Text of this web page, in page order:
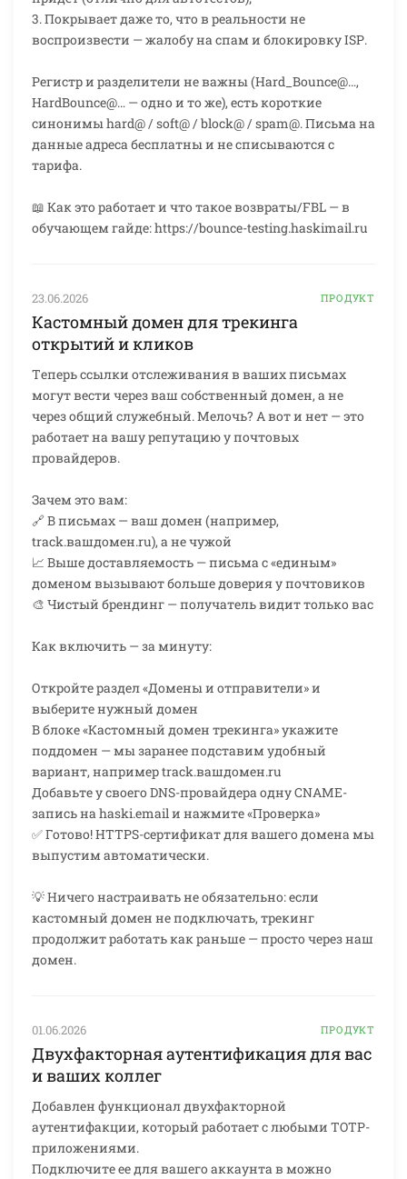
3. Покрывает даже то, что в реальности не
воспроизвести — жалобу на спам и блокировку ISP.
Регистр и разделители не важны (Hard_Bounce@…,
HardBounce@… — одно и то же), есть короткие
синонимы hard@ / soft@ / block@ / spam@. Письма на
данные адреса бесплатны и не списываются с
тарифа.
📖 Как это работает и что такое возвраты/FBL — в
обучающем гайде: https://bounce-testing.haskimail.ru
23.06.2026 ПРОДУКТ
Кастомный домен для трекинга
открытий и кликов
Теперь ссылки отслеживания в ваших письмах
могут вести через ваш собственный домен, а не
через общий служебный. Мелочь? А вот и нет — это
работает на вашу репутацию у почтовых
провайдеров.
Зачем это вам:
🔗 В письмах — ваш домен (например,
track.вашдомен.ru), а не чужой
📈 Выше доставляемость — письма с «единым»
доменом вызывают больше доверия у почтовиков
🎨 Чистый брендинг — получатель видит только вас
Как включить — за минуту:
Откройте раздел «Домены и отправители» и
выберите нужный домен
В блоке «Кастомный домен трекинга» укажите
поддомен — мы заранее подставим удобный
вариант, например track.вашдомен.ru
Добавьте у своего DNS-провайдера одну CNAME-
запись на haski.email и нажмите «Проверка»
✅ Готово! HTTPS-сертификат для вашего домена мы
выпустим автоматически.
💡 Ничего настраивать не обязательно: если
кастомный домен не подключать, трекинг
продолжит работать как раньше — просто через наш
домен.
01.06.2026 ПРОДУКТ
Двухфакторная аутентификация для вас
и ваших коллег
Добавлен функционал двухфакторной
аутентифакции, который работает с любыми TOTP-
приложениями.
Подключите ее для вашего аккаунта в можно